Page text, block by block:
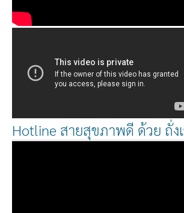
Hotline สายสุขภาพดี ด้วย ถั่งเ